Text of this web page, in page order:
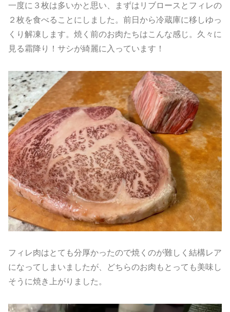
一度に３枚は多いかと思い、まずはリブロースとフィレの
２枚を食べることにしました。前日から冷蔵庫に移しゆっ
くり解凍します。焼く前のお肉たちはこんな感じ。久々に
見る霜降り！サシが綺麗に入っています！
フィレ肉はとても分厚かったので焼くのが難しく結構レア
になってしまいましたが、どちらのお肉もとっても美味し
そうに焼き上がりました。